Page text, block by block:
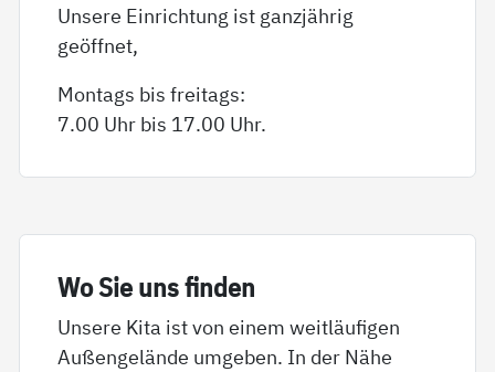
Unsere Einrichtung ist ganzjährig
geöffnet,
Montags bis freitags:
7.00 Uhr bis 17.00 Uhr.
Wo Sie uns fin­den
Unsere Kita ist von einem weitläufigen
Außengelände umgeben. In der Nähe